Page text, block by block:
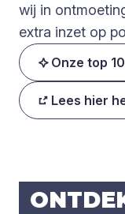
wij in
extra inzet op
Onze top
Lees hier